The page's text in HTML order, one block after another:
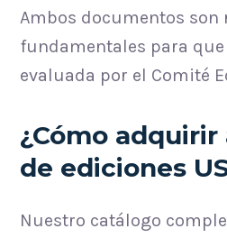
Ambos documentos son
fundamentales para
evaluada por el Comité
¿Cómo
de ediciones
Nuestro catálogo